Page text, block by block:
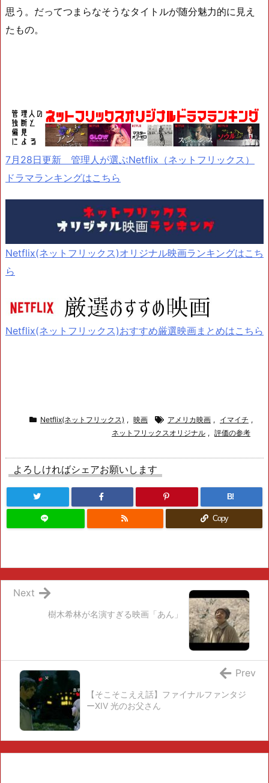
思う。だってつまらなそうなタイトルが随分魅力的に見え
たもの。
7月28日更新 管理人が選ぶNetflix（ネットフリックス）
ドラマランキングはこちら
Netflix(ネットフリックス)オリジナル映画ランキングはこち
ら
Netflix(ネットフリックス)おすすめ厳選映画まとめはこちら
Netflix(ネットフリックス) , 映画 アメリカ映画 , イマイチ ,
ネットフリックスオリジナル , 評価の参考
よろしければシェアお願いします
B!
Copy
樹木希林が名演すぎる映画「あん」
Next
【そこそこええ話】ファイナルファンタジ
ーXIV 光のお父さん
Prev